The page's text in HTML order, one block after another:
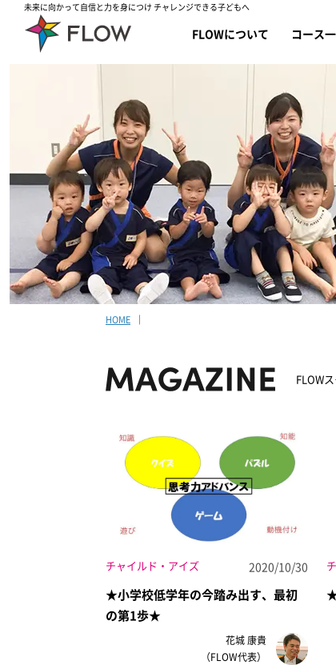
未来に向かって自信と力を身につけ チャレンジできる子どもへ
FLOWについて コース
HOME
FLOW
チャイルド・アイズ 2020/10/30
★小学校低学年の今踏み出す、最初
の第1歩★
花城 康貴
（FLOW代表）